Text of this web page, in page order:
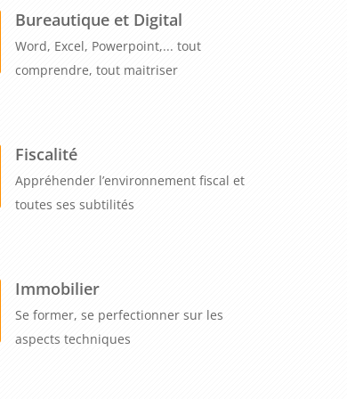
Bureautique et Digital
Word, Excel, Powerpoint,... tout
comprendre, tout maitriser
Fiscalité
Appréhender l’environnement fiscal et
toutes ses subtilités
Immobilier
Se former, se perfectionner sur les
aspects techniques